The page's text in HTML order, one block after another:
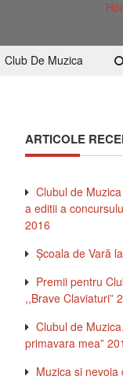
Club De Muzica
ARTICOLE
Clubul de
a editii a
2016
Şcoala de Vară
Premii pentru
,,Brave Claviaturi”
Clubul de
primavara mea”
Muzica si